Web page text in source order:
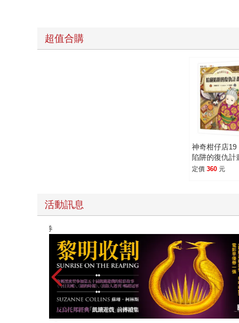
超值合購
神奇柑仔店19
陷阱的復仇計
定價 360 元
活動訊息
高功能倖存者：如果不「有用」，我還值得被愛嗎？（